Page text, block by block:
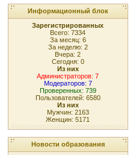
Информационный блок
Зарегистрированных
Всего: 7334
За месяц: 6
За неделю: 2
Вчера: 2
Сегодня: 0
Из них
Администраторов: 7
Модераторов: 7
Проверенных: 739
Пользователей: 6580
Из них
Мужчин: 2163
Женщин: 5171
Новости образования